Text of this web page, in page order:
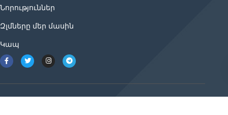
Նորություններ
Զլմները մեր մասին
Կապ